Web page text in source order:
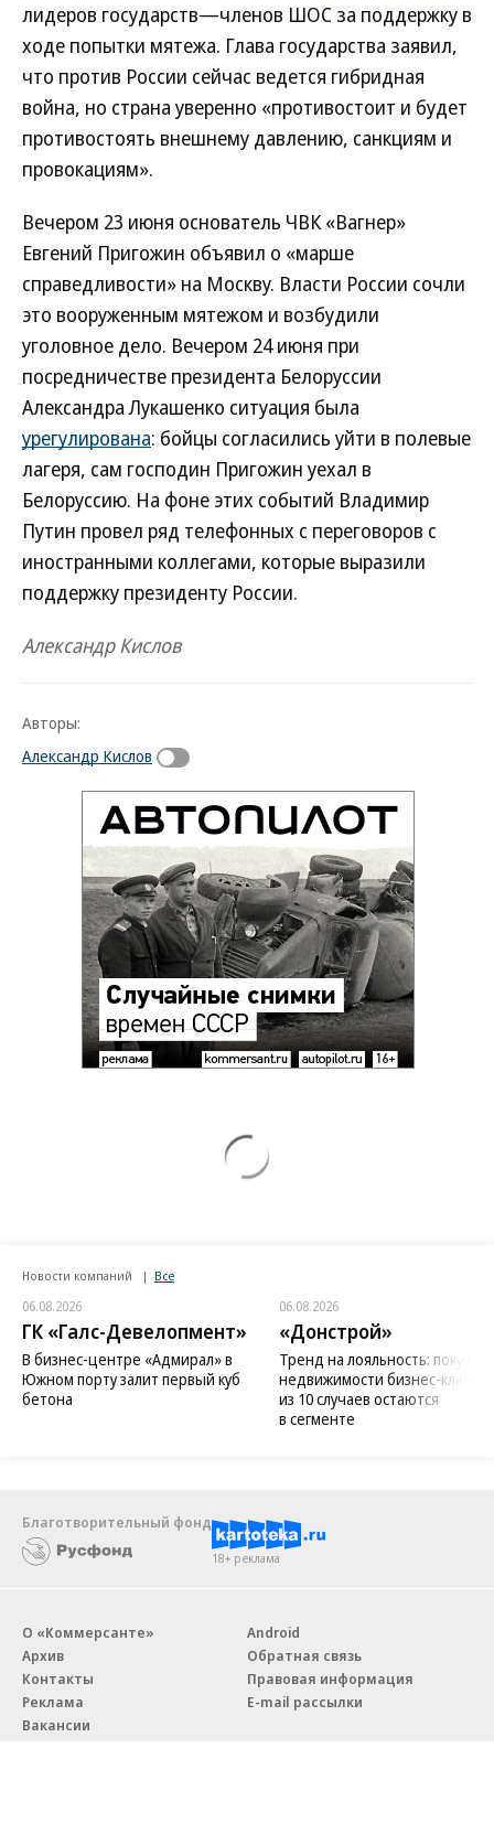
лидеров государств—членов ШОС за поддержку в
ходе попытки мятежа. Глава государства заявил,
что против России сейчас ведется гибридная
война, но страна уверенно «противостоит и будет
противостоять внешнему давлению, санкциям и
провокациям».
Вечером 23 июня основатель ЧВК «Вагнер»
Евгений Пригожин объявил о «марше
справедливости» на Москву. Власти России сочли
это вооруженным мятежом и возбудили
уголовное дело. Вечером 24 июня при
посредничестве президента Белоруссии
Александра Лукашенко ситуация была
урегулирована: бойцы согласились уйти в полевые
лагеря, сам господин Пригожин уехал в
Белоруссию. На фоне этих событий Владимир
Путин провел ряд телефонных с переговоров с
иностранными коллегами, которые выразили
поддержку президенту России.
Александр Кислов
Авторы:
Александр Кислов
Новости компаний Все
06.08.2026
ГК «Галс-Девелопмент»
В бизнес-центре «Адмирал» в
Южном порту залит первый куб
бетона
06.08.2026
«Донстрой»
Тренд на лояльность:
недвижимости бизнес-класса
из 10 случаев остаются
в сегменте
Благотворительный фонд
18+ реклама
О «Коммерсанте»
Архив
Контакты
Реклама
Вакансии
Android
Обратная связь
Правовая информация
E-mail рассылки